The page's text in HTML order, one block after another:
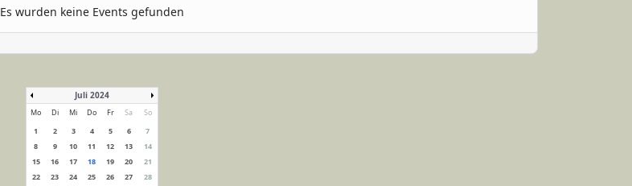
Es wurden keine Events gefunden
Juli 2024
Mo Di Mi Do Fr Sa
So
1
2 3 4 5 6
7
8
9 10 11 12 13
14
15
16 17 18 19 20
21
22
23 24 25 26 27
28